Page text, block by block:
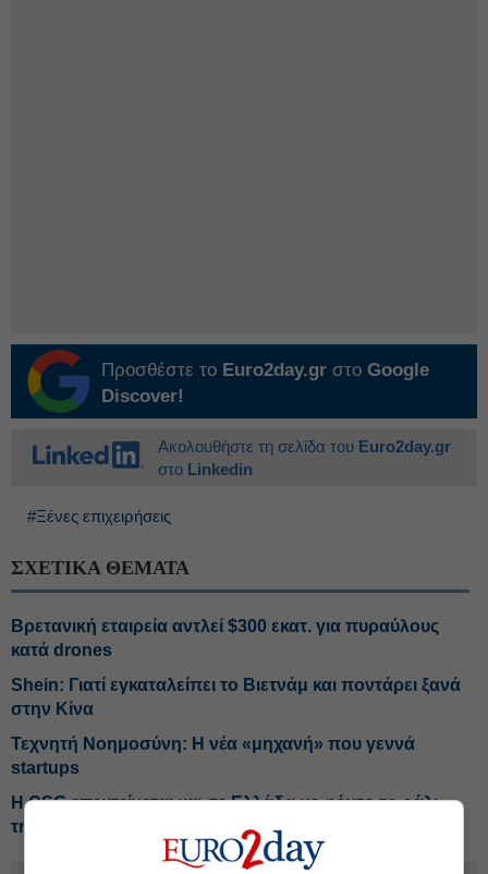
Προσθέστε το Euro2day.gr στο Google
Discover!
Ακολουθήστε τη σελίδα του Euro2day.gr
στο Linkedin
#Ξένες επιχειρήσεις
ΣΧΕΤΙΚΑ ΘΕΜΑΤΑ
Βρετανική εταιρεία αντλεί $300 εκατ. για πυραύλους
κατά drones
Shein: Γιατί εγκαταλείπει το Βιετνάμ και ποντάρει ξανά
στην Κίνα
Τεχνητή Νοημοσύνη: Η νέα «μηχανή» που γεννά
startups
Η CSG επεκτείνεται και σε Ελλάδα με φόντο το ράλι
της αμυντικής αγοράς